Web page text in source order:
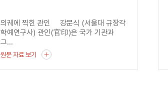
의궤에 찍힌 관인 강문식 (서울대 규장각
학예연구사) 관인(官印)은 국가 기관과
그...
원문 자료 보기